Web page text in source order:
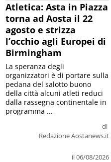
Atletica: Asta in Piazza
torna ad Aosta il 22
agosto e strizza
l’occhio agli Europei di
Birmingham
di
Redazione Aostanews.it
il 06/08/2026
La speranza degli
organizzatori è di portare sulla
pedana del salotto buono
della città alcuni atleti reduci
dalla rassegna continentale in
programma ...